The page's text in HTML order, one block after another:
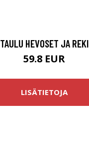
TAULU HEVOSET JA REKI
59.8 EUR
LISÄTIETOJA